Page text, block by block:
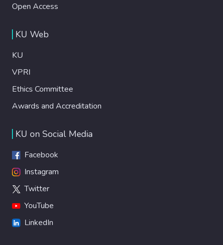
Open Access
KU Web
KU
VPRI
Ethics Committee
Awards and Accreditation
KU on Social Media
Facebook
Instagram
Twitter
YouTube
LinkedIn